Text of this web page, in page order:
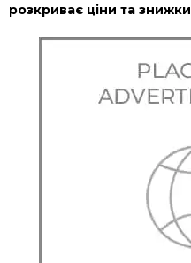
розкриває ціни та знижки